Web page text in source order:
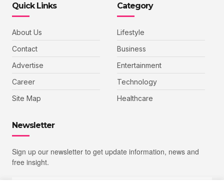
Quick Links
About Us
Contact
Advertise
Career
Site Map
Category
Lifestyle
Business
Entertainment
Technology
Healthcare
Newsletter
Sign up our newsletter to get update information, news and
free insight.